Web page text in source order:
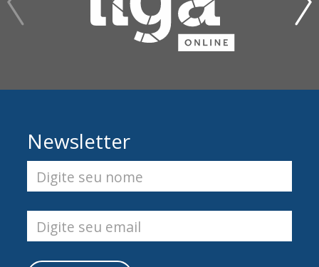
Newsletter
Digite seu nome
Digite seu email